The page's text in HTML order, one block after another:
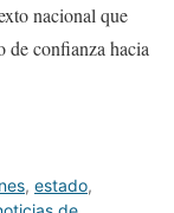
nacional que
de confianza hacia
, estado,